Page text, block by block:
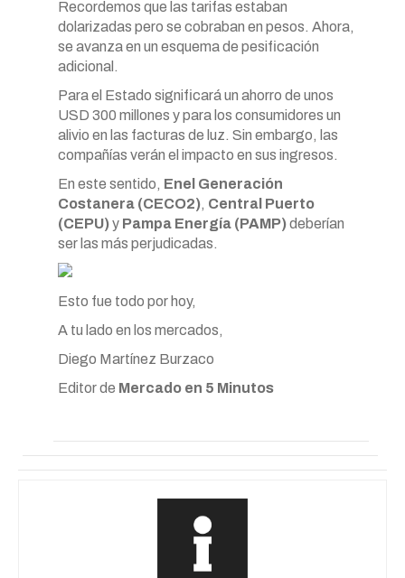
Recordemos que las tarifas estaban
dolarizadas pero se cobraban en pesos. Ahora,
se avanza en un esquema de pesificación
adicional.
Para el Estado significará un ahorro de unos
USD 300 millones y para los consumidores un
alivio en las facturas de luz. Sin embargo, las
compañías verán el impacto en sus ingresos.
En este sentido, Enel Generación
Costanera (CECO2), Central Puerto
(CEPU)y Pampa Energía (PAMP)deberían
ser las más perjudicadas.
Esto fue todo por hoy,
A tu lado en los mercados,
Diego Martínez Burzaco
Editor de Mercado en 5 Minutos